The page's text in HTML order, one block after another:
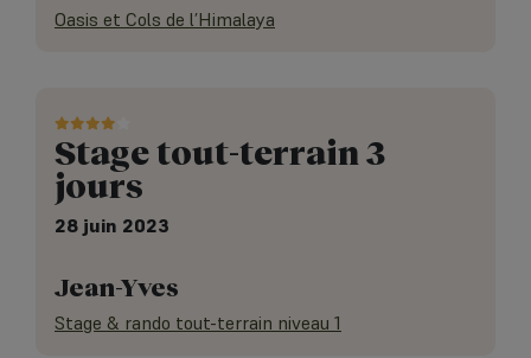
Oasis et Cols de l’Himalaya
Stage tout-terrain 3
jours
28 juin 2023
Jean-Yves
Stage & rando tout-terrain niveau 1